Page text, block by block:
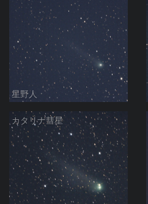
星野人
カタリナ彗星